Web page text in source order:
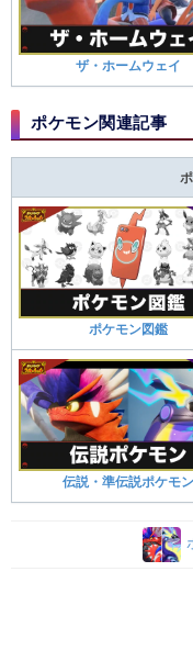
ザ・ホームウェイ
ポケモン関連記事
ポケモン図鑑
伝説・準伝説ポケモン